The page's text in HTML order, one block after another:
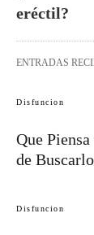
eréctil?
ENTRADAS
Disfuncion
Que
de Buscarlo
Disfuncion